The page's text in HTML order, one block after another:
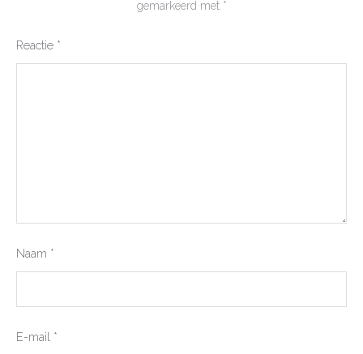
gemarkeerd met *
Reactie *
Naam *
E-mail *